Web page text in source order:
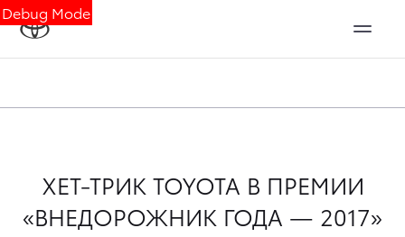
Debug Mode
ХЕТ-ТРИК TOYOTA В ПРЕМИИ
«ВНЕДОРОЖНИК ГОДА — 2017»